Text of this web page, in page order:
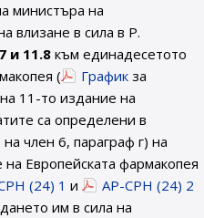
министъра на
влизане в сила в Р.
и 11.8 към единадесетото
(
График за
11-то издание на
са определени в
член 6, параграф г) на
Европейската фармакопея
(24) 1 и
AP-CPH (24) 2
им в сила на